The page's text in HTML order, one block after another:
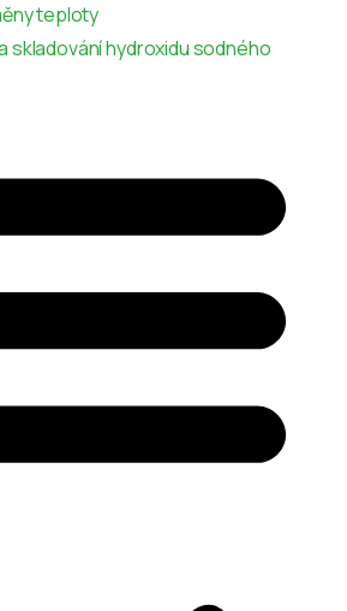
teploty
skladování hydroxidu sodného